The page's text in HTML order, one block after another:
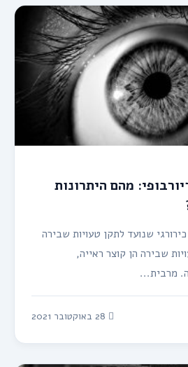
מהם היתרונות
כירורגי שנועד לתקן טעויות שבירה
שבירה הן קוצר ראייה,
מרבית...